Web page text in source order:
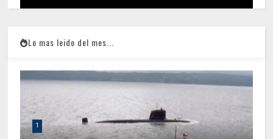
Lo mas leido del mes...
1